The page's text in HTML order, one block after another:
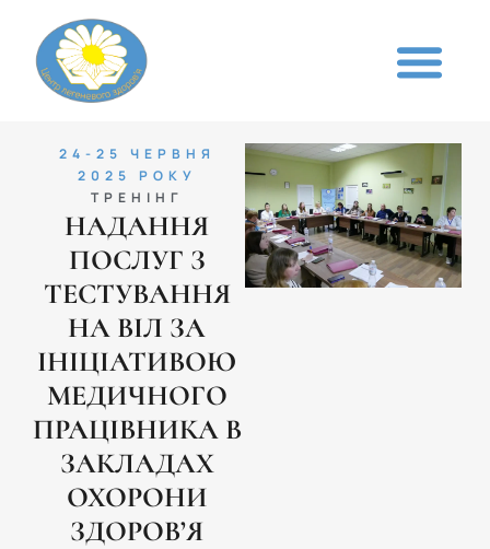
24-25 ЧЕРВНЯ
2025 РОКУ
ТРЕНІНГ
НАДАННЯ
ПОСЛУГ З
ТЕСТУВАННЯ
НА ВІЛ ЗА
ІНІЦІАТИВОЮ
МЕДИЧНОГО
ПРАЦІВНИКА В
ЗАКЛАДАХ
ОХОРОНИ
ЗДОРОВ’Я